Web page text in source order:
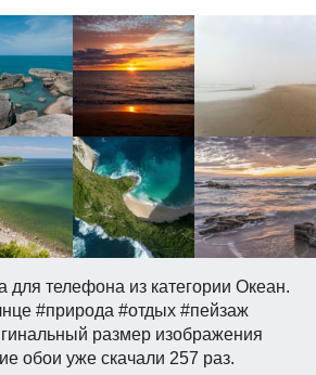
для телефона из категории Океан.
#природа #отдых #пейзаж
размер изображения
обои уже скачали 257 раз.